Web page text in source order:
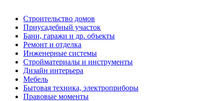
Строительство домов
Приусадебный участок
Бани, гаражи и др. объекты
Ремонт и отделка
Инженерные системы
Стройматериалы и инструменты
Дизайн интерьера
Мебель
Бытовая техника, электроприборы
Правовые моменты